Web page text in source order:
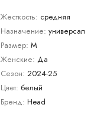
Жесткость: средняя
Назначение: универсал
Размер: M
Женские: Да
Сезон: 2024-25
Цвет: белый
Бренд: Head